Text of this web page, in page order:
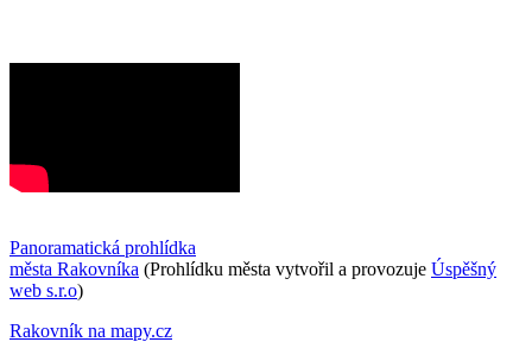
Panoramatická prohlídka
města Rakovníka (Prohlídku města vytvořil a provozuje Úspěšný
web s.r.o)
Rakovník na mapy.cz